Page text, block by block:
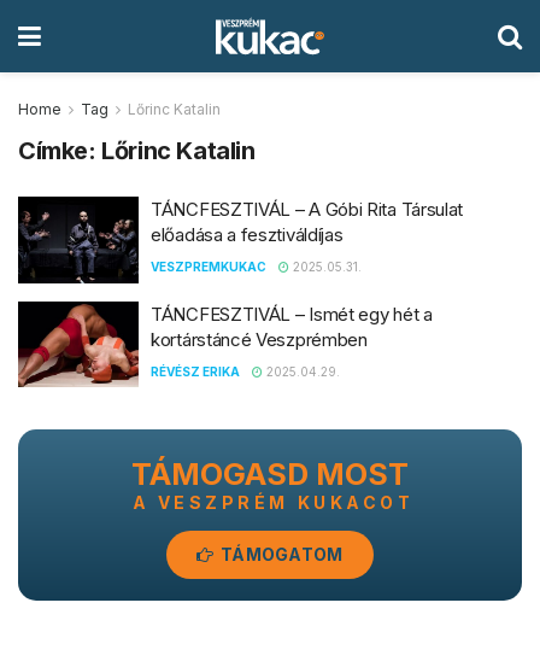
Home Tag Lőrinc Katalin
Címke: Lőrinc Katalin
TÁNCFESZTIVÁL – A Góbi Rita Társulat
előadása a fesztiváldíjas
VESZPREMKUKAC 2025.05.31.
TÁNCFESZTIVÁL – Ismét egy hét a
kortárstáncé Veszprémben
RÉVÉSZ ERIKA 2025.04.29.
TÁMOGASD MOST
A VESZPRÉM KUKACOT
TÁMOGATOM